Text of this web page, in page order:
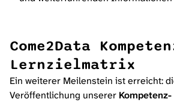
Come2Data
Lernzielmatrix
Ein weiterer Meilenstein ist erreicht:
Veröffentlichung unserer